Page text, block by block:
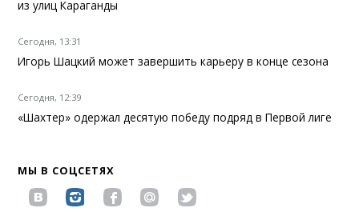
из улиц Караганды
Сегодня, 13:31
Игорь Шацкий может завершить карьеру в конце сезона
Сегодня, 12:39
«Шахтер» одержал десятую победу подряд в Первой лиге
МЫ В СОЦСЕТЯХ